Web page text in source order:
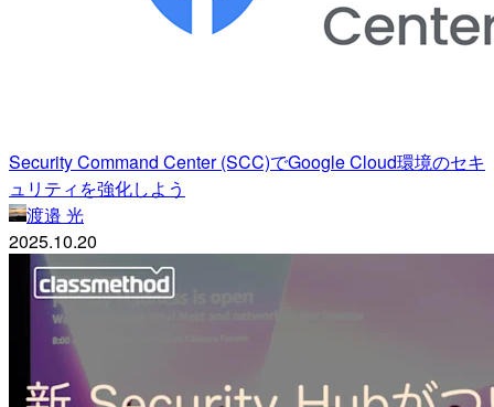
Security Command Center (SCC)でGoogle Cloud環境のセキ
ュリティを強化しよう
渡邉 光
2025.10.20